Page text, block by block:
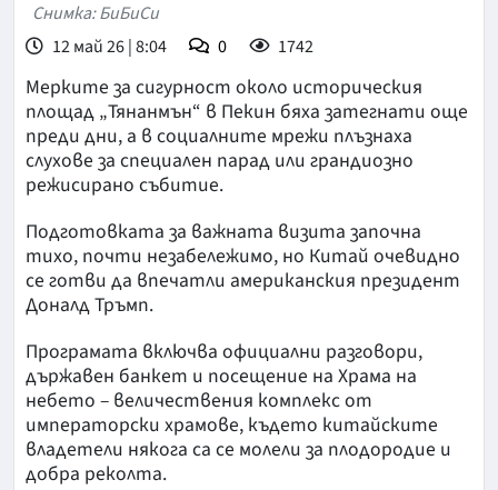
Снимка: БиБиСи
12 май 26 | 8:04
0 1742
Мерките за сигурност около историческия
площад „Тянанмън“ в Пекин бяха затегнати още
преди дни, а в социалните мрежи плъзнаха
слухове за специален парад или грандиозно
режисирано събитие.
Подготовката за важната визита започна
тихо, почти незабележимо, но Китай очевидно
се готви да впечатли американския президент
Доналд Тръмп.
Програмата включва официални разговори,
държавен банкет и посещение на Храма на
небето – величествения комплекс от
императорски храмове, където китайските
владетели някога са се молели за плодородие и
добра реколта.